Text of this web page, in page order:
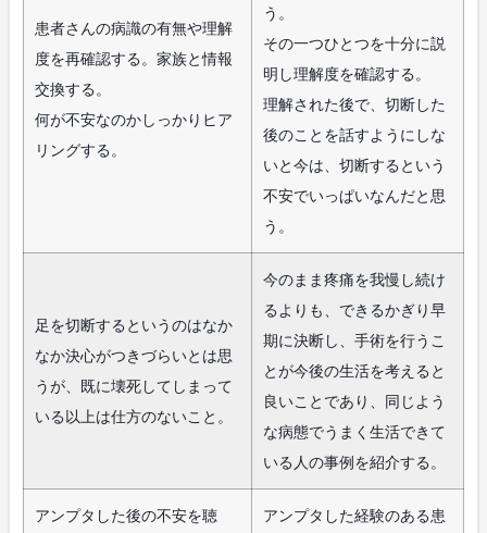
患者さんの病識の有無や理解
度を再確認する。家族と情報
交換する。
何が不安なのかしっかりヒア
リングする。
う。
その一つひとつを十分に説
明し理解度を確認する。
理解された後で、切断した
後のことを話すようにしな
いと今は、切断するという
不安でいっぱいなんだと思
う。
足を切断するというのはなか
なか決心がつきづらいとは思
うが、既に壊死してしまって
いる以上は仕方のないこと。
今のまま疼痛を我慢し続け
るよりも、できるかぎり早
期に決断し、手術を行うこ
とが今後の生活を考えると
良いことであり、同じよう
な病態でうまく生活できて
いる人の事例を紹介する。
アンプタした後の不安を聴
アンプタした経験のある患